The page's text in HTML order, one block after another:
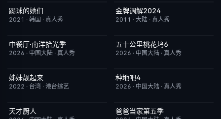
今日更新
踢球的她们
2021 · 韩国 · 真人秀
昨日更新
金牌调解2024
2011 · 大陆 · 真人秀
今日更新
中餐厅·南洋拾光季
2026 · 中国大陆 · 真人秀
今日更新
五十公里桃花坞6
2026 · 中国大陆 · 真人秀
昨日更新
姊妹靓起来
2022 · 台湾 · 港台综艺
今日更新
种地吧4
2026 · 中国大陆 · 真人秀
今日更新
天才厨人 今日更新
爸爸当家第五季